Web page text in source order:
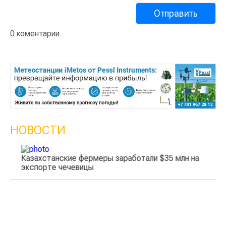
0 коментарии
НОВОСТИ
Казахстанские фермеры заработали $35 млн на
экспорте чечевицы